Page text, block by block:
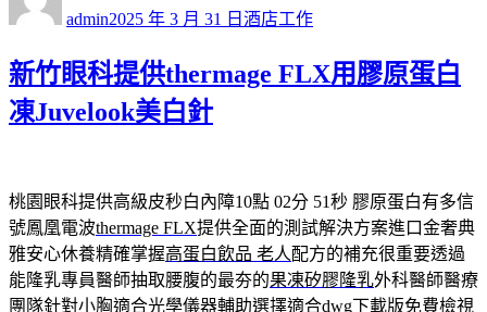
admin佈
期:
2025 年 3 月 31 日 類
酒店工作
新竹眼科提供thermage FLX用膠原蛋白
凍Juvelook美白針
桃園眼科提供高級皮秒白內障10點 02分 51秒 膠原蛋白有多信
號鳳凰電波thermage FLX提供全面的測試解決方案進口金奢典
雅安心休養精確掌握高蛋白飲品 老人配方的補充很重要透過
能隆乳專員醫師抽取腰腹的最夯的果凍矽膠隆乳外科醫師醫療
團隊針對小胸適合光學儀器輔助選擇適合dwg下載版免費檢視